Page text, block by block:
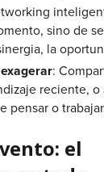
sino de
la
:
reciente, o
pensar o
el